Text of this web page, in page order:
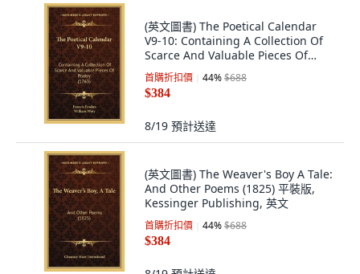
(英文圖書) The Poetical Calendar
V9-10: Containing A Collection Of
Scarce And Valuable Pieces Of
Poetry ... 平裝版, Kessinger
Publishing, 英文
首購折扣價 44%$688
$384
8/19 預計送達
(英文圖書) The Weaver's Boy A Tale:
And Other Poems (1825) 平裝版,
Kessinger Publishing, 英文
首購折扣價 44%$688
$384